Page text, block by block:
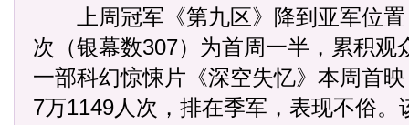
上周冠军《第九区》降到亚军位置
次（银幕数307）为首周一半，累积观
一部科幻惊悚片《深空失忆》本周首
7万1149人次，排在季军，表现不俗。